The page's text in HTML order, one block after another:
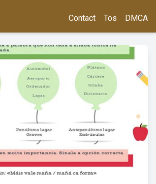
Contact Tos DMCA